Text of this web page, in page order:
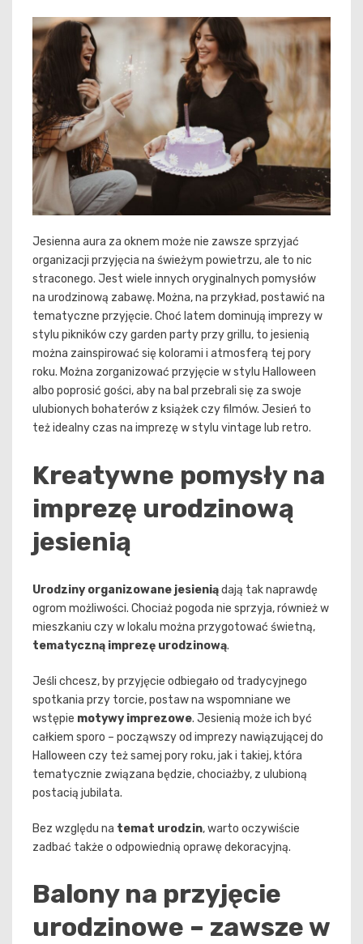
Jesienna aura za oknem może nie zawsze sprzyjać
organizacji przyjęcia na świeżym powietrzu, ale to nic
straconego. Jest wiele innych oryginalnych pomysłów
na urodzinową zabawę. Można, na przykład, postawić na
tematyczne przyjęcie. Choć latem dominują imprezy w
stylu pikników czy garden party przy grillu, to jesienią
można zainspirować się kolorami i atmosferą tej pory
roku. Można zorganizować przyjęcie w stylu Halloween
albo poprosić gości, aby na bal przebrali się za swoje
ulubionych bohaterów z książek czy filmów. Jesień to
też idealny czas na imprezę w stylu vintage lub retro.
Kreatywne pomysły na
imprezę urodzinową
jesienią
Urodziny organizowane jesieniądają tak naprawdę
ogrom możliwości. Chociaż pogoda nie sprzyja, również w
mieszkaniu czy w lokalu można przygotować świetną,
tematyczną imprezę urodzinową.
Jeśli chcesz, by przyjęcie odbiegało od tradycyjnego
spotkania przy torcie, postaw na wspomniane we
wstępie motywy imprezowe. Jesienią może ich być
całkiem sporo – począwszy od imprezy nawiązującej do
Halloween czy też samej pory roku, jak i takiej, która
tematycznie związana będzie, chociażby, z ulubioną
postacią jubilata.
Bez względu na temat urodzin, warto oczywiście
zadbać także o odpowiednią oprawę dekoracyjną.
Balony na przyjęcie
urodzinowe – zawsze w